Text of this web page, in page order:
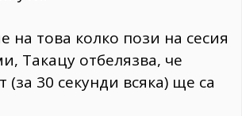
на това колко пози на сесия
Такацу отбелязва, че
(за 30 секунди всяка) ще са